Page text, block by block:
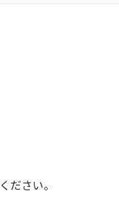
ださい。